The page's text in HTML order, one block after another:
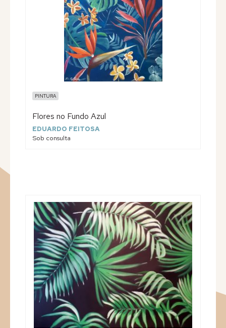
PINTURA
Flores no Fundo Azul
EDUARDO FEITOSA
Sob consulta